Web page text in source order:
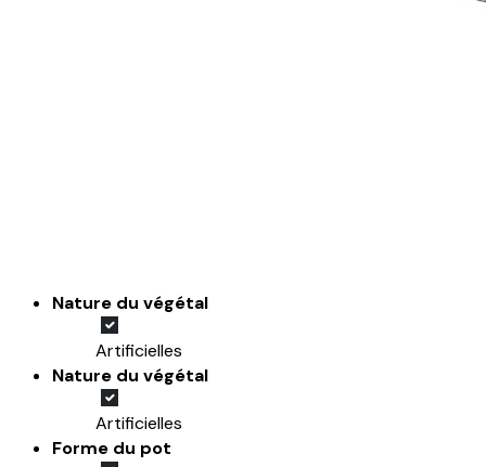
Nature du végétal
Artificielles
Nature du végétal
Artificielles
Forme du pot